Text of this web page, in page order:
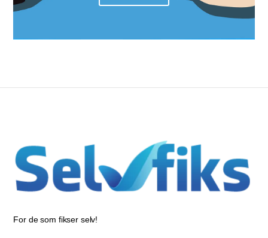
For de som fikser selv!